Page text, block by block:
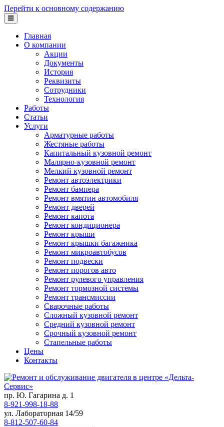
Перейти к основному содержанию
Главная
О компании
Акции
Документы
История
Реквизиты
Сотрудники
Технология
Работы
Статьи
Услуги
Арматурные работы
Жестяные работы
Капитальный кузовной ремонт
Малярно-кузовной ремонт
Мелкий кузовной ремонт
Ремонт автоэлектрики
Ремонт бампера
Ремонт вмятин автомобиля
Ремонт дверей
Ремонт капота
Ремонт кондиционера
Ремонт крыши
Ремонт крышки багажника
Ремонт микроавтобусов
Ремонт подвески
Ремонт порогов авто
Ремонт рулевого управления
Ремонт тормозной системы
Ремонт трансмиссии
Сварочные работы
Сложный кузовной ремонт
Средний кузовной ремонт
Срочный кузовной ремонт
Стапельные работы
Цены
Контакты
пр. Ю. Гагарина д. 1
8-921-998-18-88
ул. Лабораторная 14/59
8-812-507-60-84